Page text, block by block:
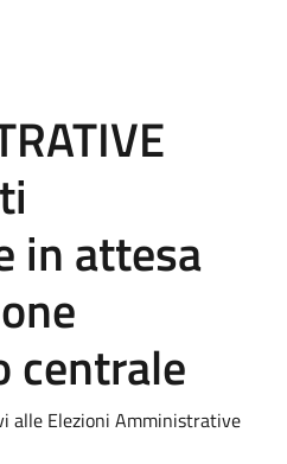
in attesa
centrale
alle Elezioni Amministrative